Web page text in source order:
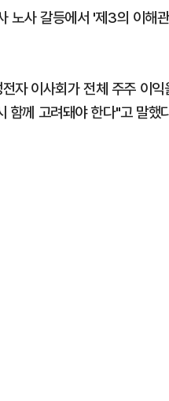
노사 갈등에서 '제3의 이해
자 이사회가 전체 주주 이
함께 고려돼야 한다"고 말했